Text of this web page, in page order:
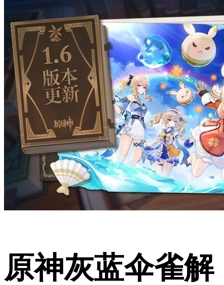
原神灰蓝伞雀解